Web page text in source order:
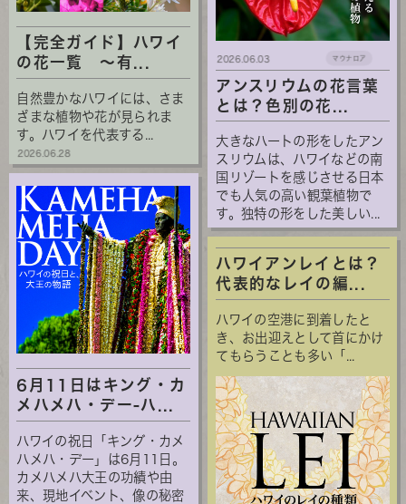
【完全ガイド】ハワイ
の花一覧 ～有...
自然豊かなハワイには、さま
ざまな植物や花が見られま
す。ハワイを代表する...
2026.06.28
アンスリウムの花言葉
とは？色別の花...
大きなハートの形をしたアン
スリウムは、ハワイなどの南
国リゾートを感じさせる日本
でも人気の高い観葉植物で
す。独特の形をした美しい...
2026.06.03 マウナロア
6月11日はキング・カ
メハメハ・デー-ハ...
ハワイの祝日「キング・カメ
ハメハ・デー」は6月11日。
カメハメハ大王の功績や由
来、現地イベント、像の秘密
ハワイアンレイとは？
代表的なレイの編...
ハワイの空港に到着したと
き、お出迎えとして首にかけ
てもらうことも多い「...